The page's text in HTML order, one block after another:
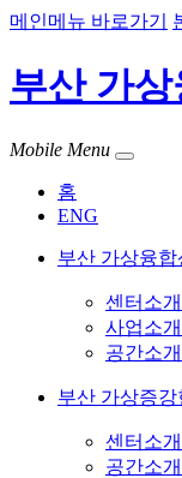
메인메뉴 바로가기
부산 가
Mobile Menu
홈
ENG
부산 가상융합
센터소개
사업소개
공간소
부산 가상증
센터소개
공간소